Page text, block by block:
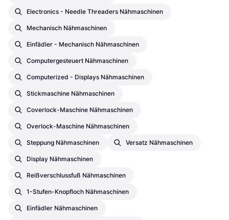
Electronics - Needle Threaders Nähmaschinen
Mechanisch Nähmaschinen
Einfädler - Mechanisch Nähmaschinen
Computergesteuert Nähmaschinen
Computerized - Displays Nähmaschinen
Stickmaschine Nähmaschinen
Coverlock-Maschine Nähmaschinen
Overlock-Maschine Nähmaschinen
Steppung Nähmaschinen Versatz Nähmaschinen
Display Nähmaschinen
Reißverschlussfuß Nähmaschinen
1-Stufen-Knopfloch Nähmaschinen
Einfädler Nähmaschinen